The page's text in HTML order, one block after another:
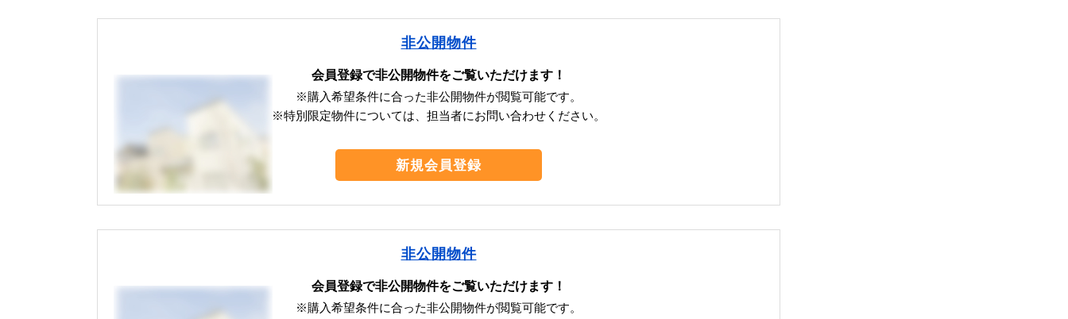
非公開物件
会員登録で非公開物件をご覧いただけます！
※購入希望条件に合った非公開物件が閲覧可能です。
※特別限定物件については、担当者にお問い合わせください。
新規会員登録
非公開物件
会員登録で非公開物件をご覧いただけます！
※購入希望条件に合った非公開物件が閲覧可能です。